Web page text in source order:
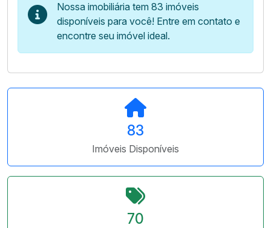
Nossa imobiliária tem 83 imóveis
disponíveis para você! Entre em contato e
encontre seu imóvel ideal.
83
Imóveis Disponíveis
70